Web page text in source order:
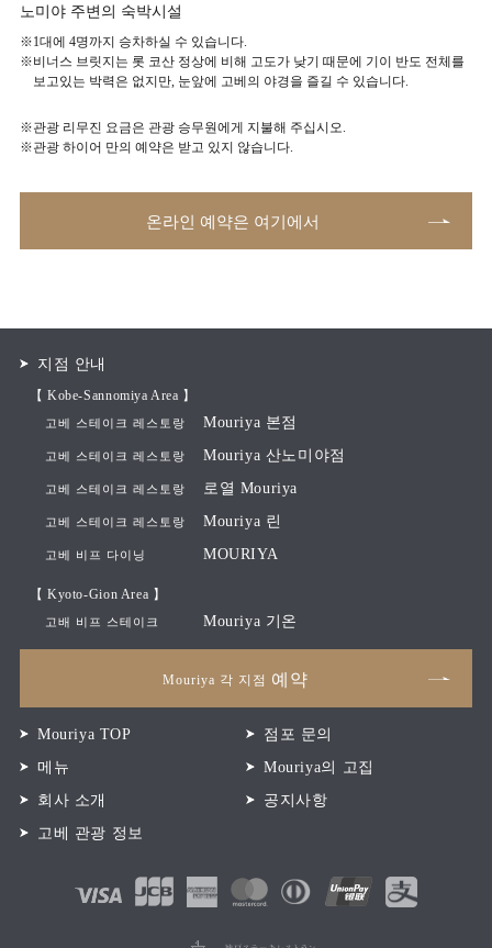
노미야 주변의 숙박시설
※1대에 4명까지 승차하실 수 있습니다.
※비너스 브릿지는 롯 코산 정상에 비해 고도가 낮기 때문에 기이 반도 전체를
보고있는 박력은 없지만, 눈앞에 고베의 야경을 즐길 수 있습니다.
※관광 리무진 요금은 관광 승무원에게 지불해 주십시오.
※관광 하이어 만의 예약은 받고 있지 않습니다.
온라인 예약은 여기에서
지점 안내
【 Kobe-Sannomiya Area 】
고베 스테이크 레스토랑 Mouriya 본점
고베 스테이크 레스토랑 Mouriya 산노미야점
고베 스테이크 레스토랑 로열 Mouriya
고베 스테이크 레스토랑 Mouriya 린
고베 비프 다이닝 MOURIYA
【 Kyoto-Gion Area 】
고배 비프 스테이크 Mouriya 기온
Mouriya 각 지점 예약
Mouriya TOP
점포 문의
메뉴
Mouriya의 고집
회사 소개
공지사항
고베 관광 정보